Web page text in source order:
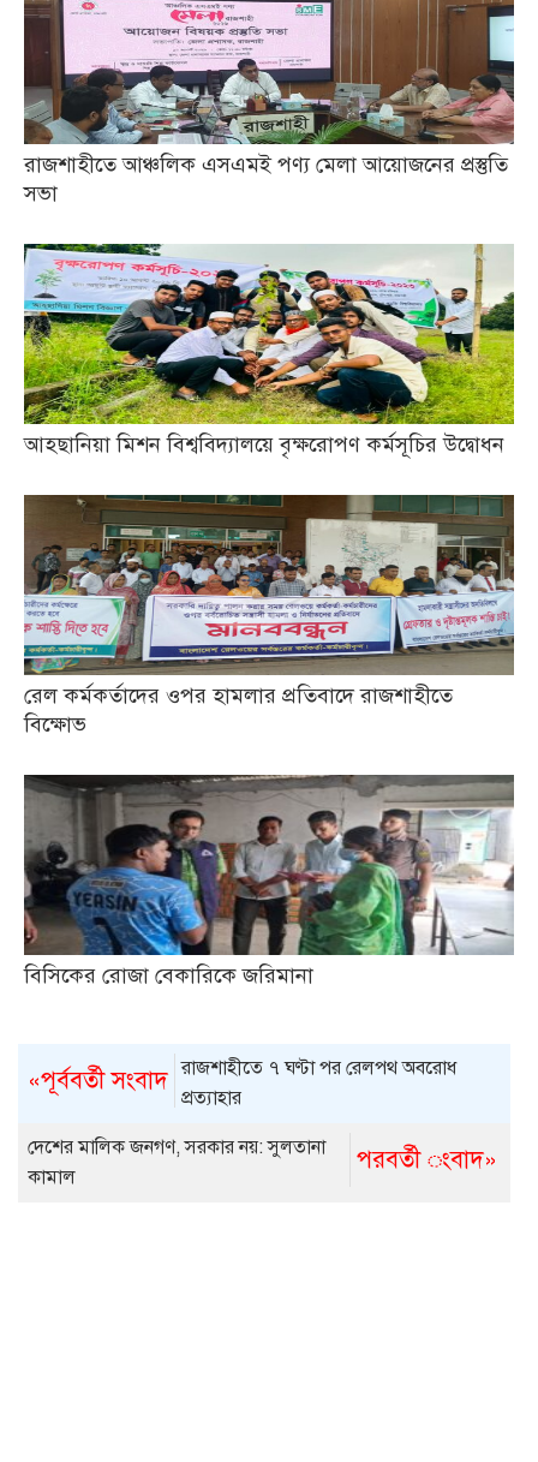
রাজশাহীতে আঞ্চলিক এসএমই পণ্য মেলা আয়োজনের প্রস্তুতি
সভা
আহছানিয়া মিশন বিশ্ববিদ্যালয়ে বৃক্ষরোপণ কর্মসূচির উদ্বোধন
রেল কর্মকর্তাদের ওপর হামলার প্রতিবাদে রাজশাহীতে
বিক্ষোভ
বিসিকের রোজা বেকারিকে জরিমানা
«পূর্ববর্তী সংবাদ রাজশাহীতে ৭ ঘণ্টা পর রেলপথ অবরোধ
প্রত্যাহার
পরবর্তী ংবাদ»
দেশের মালিক জনগণ, সরকার নয়: সুলতানা
কামাল